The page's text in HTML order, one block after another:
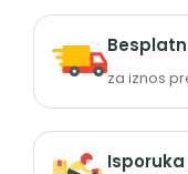
za iznos